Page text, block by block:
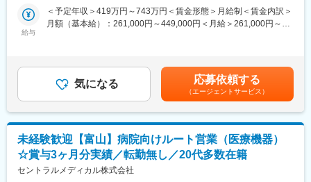
は最長10年間、最大240万円奨学金を会社が代理返還する制度が
あります！
す。
・子供が小学校３年生まで時短勤務可能(労働時間を6h、6.5h、7h
https://www.fujichemical.co.jp/recruit/innovation.html#welfare
をお任せします。
す。その一つが約20年前から導入され、進化を続けている調剤シ
ステム「SPITS」。
■処方箋受付から一連の調剤業務を連動させ、業務効率化を図るほ
か、調剤過誤防止機能を高め、患者様と働くスタッフを守ってい
ます。
《業界トップクラスの認定薬局数と盤石化を図る組織体制》
■がん診療連携拠点病院等との密な連携を行いつつ、より高度な薬
学管理や、高い専門性が求められる特殊な調剤に対応できる専門
給与
＜予定年収＞419万円～743万円＜賃金形態＞月給制＜賃金内訳＞
月額（基本給）：261,000円～449,000円＜月給＞261,000円～
性があります。月給(月額)は固定手当を含めた表記です。
気になる 応募依頼する
（エージェントサービス）
未経験歓迎【富山】病院向けルート営業（医療機器）
☆賞与3ヶ月分実績／転勤無し／20代多数在籍
セントラルメディカル株式会社